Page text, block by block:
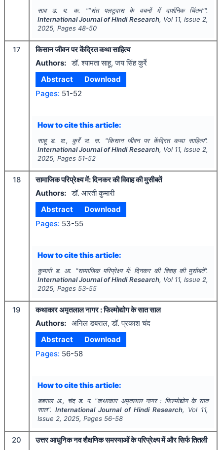
साव ड. य. क. "“संत पलटूदास के वचनों में दार्शनिक चिंतन”".
International Journal of Hindi Research, Vol 11, Issue 2,
2025, Pages 48-50
17
किसान जीवन पर केंद्रित कथा साहित्य
Authors: डॉ. श्यामता साहू, जय सिंह कुर्रे
Abstract
Download
Pages: 51-52
How to cite this article:
साहू ड. श., कुर्रे ज. स. "किसान जीवन पर केंद्रित कथा साहित्य".
International Journal of Hindi Research, Vol 11, Issue 2,
2025, Pages 51-52
18
सामाजिक परिप्रेक्ष्य में: दिनकर की विवाह की मुसीबतें
Authors: डॉ. आरती कुमारी
Abstract
Download
Pages: 53-55
How to cite this article:
कुमारी ड. आ. "सामाजिक परिप्रेक्ष्य में: दिनकर की विवाह की मुसीबतें".
International Journal of Hindi Research, Vol 11, Issue 2,
2025, Pages 53-55
19
कथाकार अमृतलाल नागर : फिल्मोद्योग के सात साल
Authors: अनिल डबराल, डॉ. प्रकाश चंद
Abstract
Download
Pages: 56-58
How to cite this article:
डबराल अ., चंद ड. प. "कथाकार अमृतलाल नागर : फिल्मोद्योग के सात
साल". International Journal of Hindi Research, Vol 11,
Issue 2, 2025, Pages 56-58
20
उत्तर आधुनिक नव शैक्षणिक समस्याओं के परिप्रेक्ष्य में और सिर्फ तितली